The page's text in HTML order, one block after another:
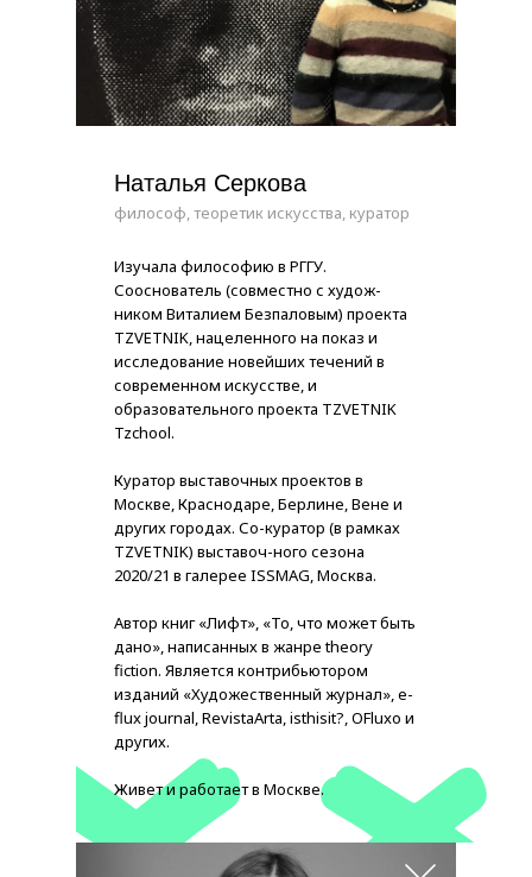
Наталья Серкова
философ, теоретик искусства, куратор
Изучала философию в РГГУ.
Сооснователь (совместно с худож­
ником Виталием Безпаловым) проекта
TZVETNIK, нацеленного на показ и
исследование новейших течений в
современном искусстве, и
образовательного проекта TZVETNIK
Tzchool.
Куратор выставочных проектов в
Москве, Краснодаре, Берлине, Вене и
других городах. Со-куратор (в рамках
TZVETNIK) выставоч-ного сезона
2020/21 в галерее ISSMAG, Москва.
Автор книг «Лифт», «То, что может быть
дано», написанных в жанре theory
fiction. Является контрибьютором
изданий «Художественный журнал», e-
flux journal, RevistaArta, isthisit?, OFluxo и
других.
Живет и работает в Москве.